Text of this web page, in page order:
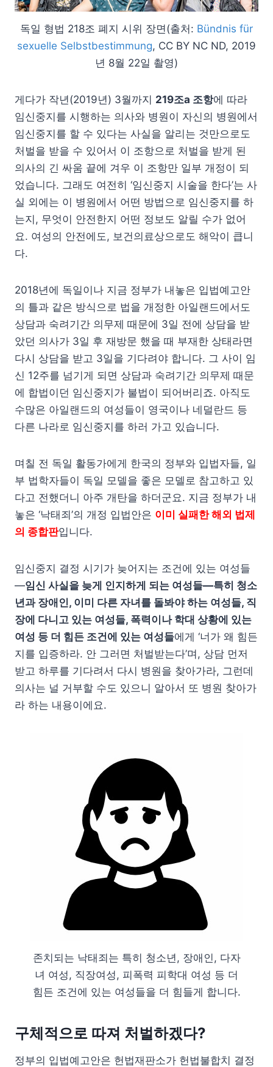
독일 형법 218조 폐지 시위 장면(출처: Bündnis für
sexuelle Selbstbestimmung, CC BY NC ND, 2019
년 8월 22일 촬영)
게다가 작년(2019년) 3월까지 219조a 조항에 따라
임신중지를 시행하는 의사와 병원이 자신의 병원에서
임신중지를 할 수 있다는 사실을 알리는 것만으로도
처벌을 받을 수 있어서 이 조항으로 처벌을 받게 된
의사의 긴 싸움 끝에 겨우 이 조항만 일부 개정이 되
었습니다. 그래도 여전히 ‘임신중지 시술을 한다’는 사
실 외에는 이 병원에서 어떤 방법으로 임신중지를 하
는지, 무엇이 안전한지 어떤 정보도 알릴 수가 없어
요. 여성의 안전에도, 보건의료상으로도 해악이 큽니
다.
2018년에 독일이나 지금 정부가 내놓은 입법예고안
의 틀과 같은 방식으로 법을 개정한 아일랜드에서도
상담과 숙려기간 의무제 때문에 3일 전에 상담을 받
았던 의사가 3일 후 재방문 했을 때 부재한 상태라면
다시 상담을 받고 3일을 기다려야 합니다. 그 사이 임
신 12주를 넘기게 되면 상담과 숙려기간 의무제 때문
에 합법이던 임신중지가 불법이 되어버리죠. 아직도
수많은 아일랜드의 여성들이 영국이나 네덜란드 등
다른 나라로 임신중지를 하러 가고 있습니다.
며칠 전 독일 활동가에게 한국의 정부와 입법자들, 일
부 법학자들이 독일 모델을 좋은 모델로 참고하고 있
다고 전했더니 아주 개탄을 하더군요. 지금 정부가 내
놓은 ‘낙태죄’의 개정 입법안은 이미 실패한 해외 법제
의 종합판입니다.
임신중지 결정 시기가 늦어지는 조건에 있는 여성들
—임신 사실을 늦게 인지하게 되는 여성들—특히 청소
년과 장애인, 이미 다른 자녀를 돌봐야 하는 여성들, 직
장에 다니고 있는 여성들, 폭력이나 학대 상황에 있는
여성 등 더 힘든 조건에 있는 여성들에게 ‘너가 왜 힘든
지를 입증하라. 안 그러면 처벌받는다’며, 상담 먼저
받고 하루를 기다려서 다시 병원을 찾아가라, 그런데
의사는 널 거부할 수도 있으니 알아서 또 병원 찾아가
라 하는 내용이에요.
존치되는 낙태죄는 특히 청소년, 장애인, 다자
녀 여성, 직장여성, 피폭력 피학대 여성 등 더
힘든 조건에 있는 여성들을 더 힘들게 합니다.
구체적으로 따져 처벌하겠다?
정부의 입법예고안은 헌법재판소가 헌법불합치 결정